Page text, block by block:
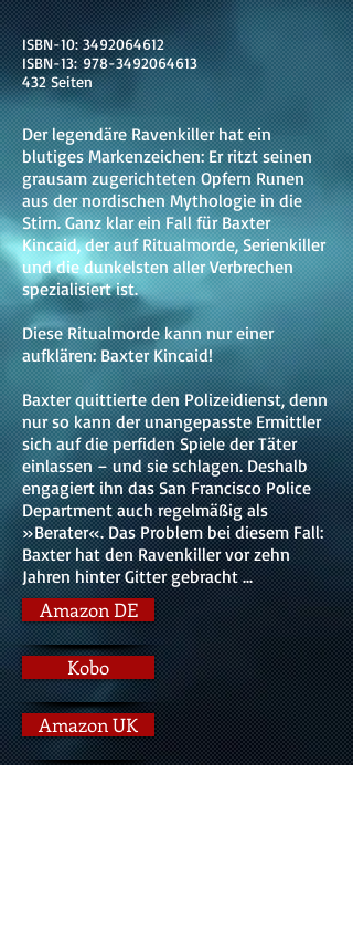
ISBN-10:3492064612
ISBN-13:978-3492064613
432 Seiten
Der legendäre Ravenkiller hat ein
blutiges Markenzeichen: Er ritzt seinen
grausam zugerichteten Opfern Runen
aus der nordischen Mythologie in die
Stirn. Ganz klar ein Fall für Baxter
Kincaid, der auf Ritualmorde, Serienkiller
und die dunkelsten aller Verbrechen
spezialisiert ist.
Diese Ritualmorde kann nur einer
aufklären: Baxter Kincaid!
Baxter quittierte den Polizeidienst, denn
nur so kann der unangepasste Ermittler
sich auf die perfiden Spiele der Täter
einlassen – und sie schlagen. Deshalb
engagiert ihn das San Francisco Police
Department auch regelmäßig als
»Berater«. Das Problem bei diesem Fall:
Baxter hat den Ravenkiller vor zehn
Jahren hinter Gitter gebracht ...
Amazon DE
Kobo
Amazon UK